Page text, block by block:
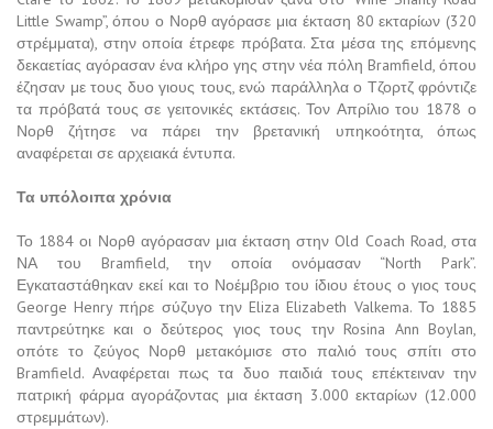
Little Swamp”, όπου ο Νορθ αγόρασε μια έκταση 80 εκταρίων (320
στρέμματα), στην οποία έτρεφε πρόβατα. Στα μέσα της επόμενης
δεκαετίας αγόρασαν ένα κλήρο γης στην νέα πόλη Bramfield, όπου
έζησαν με τους δυο γιους τους, ενώ παράλληλα ο Τζορτζ φρόντιζε
τα πρόβατά τους σε γειτονικές εκτάσεις. Τον Απρίλιο του 1878 ο
Νορθ ζήτησε να πάρει την βρετανική υπηκοότητα, όπως
αναφέρεται σε αρχειακά έντυπα.
Τα υπόλοιπα χρόνια
Το 1884 οι Νορθ αγόρασαν μια έκταση στην Old Coach Road, στα
ΝΑ του Bramfield, την οποία ονόμασαν “North Park”.
Εγκαταστάθηκαν εκεί και το Νοέμβριο του ίδιου έτους ο γιος τους
George Henry πήρε σύζυγο την Eliza Elizabeth Valkema. Το 1885
παντρεύτηκε και ο δεύτερος γιος τους την Rosina Ann Boylan,
οπότε το ζεύγος Νορθ μετακόμισε στο παλιό τους σπίτι στο
Bramfield. Αναφέρεται πως τα δυο παιδιά τους επέκτειναν την
πατρική φάρμα αγοράζοντας μια έκταση 3.000 εκταρίων (12.000
στρεμμάτων).